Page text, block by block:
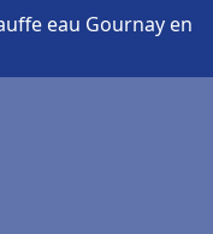
eau Gournay en